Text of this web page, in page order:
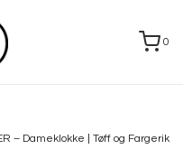
0
– Dameklokke | Tøff og Fargerik